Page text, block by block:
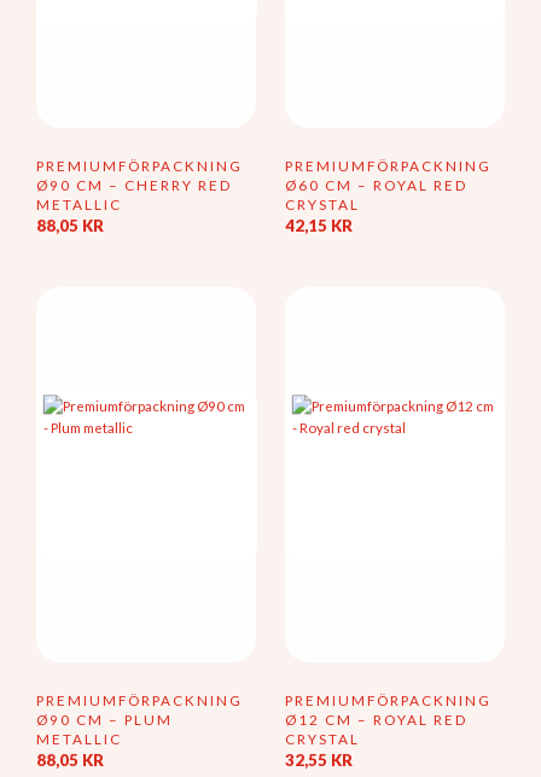
PREMIUMFÖRPACKNING
Ø90 CM – CHERRY RED
METALLIC
88,05 KR
PREMIUMFÖRPACKNING
Ø60 CM – ROYAL RED
CRYSTAL
42,15 KR
PREMIUMFÖRPACKNING
Ø90 CM – PLUM
METALLIC
88,05 KR
PREMIUMFÖRPACKNING
Ø12 CM – ROYAL RED
CRYSTAL
32,55 KR